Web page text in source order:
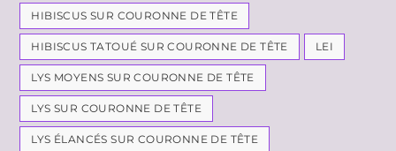
HIBISCUS SUR COURONNE DE TÊTE
HIBISCUS TATOUÉ SUR COURONNE DE TÊTE LEI
LYS MOYENS SUR COURONNE DE TÊTE
LYS SUR COURONNE DE TÊTE
LYS ÉLANCÉS SUR COURONNE DE TÊTE